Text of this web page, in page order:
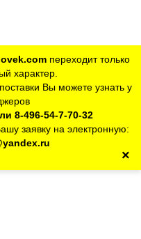
(926) 012-02-80
+7 (925) 902-46-10
переходит только
характер.
Вы можете узнать у
8-496-54-7-70-32
заявку на электронную:
×